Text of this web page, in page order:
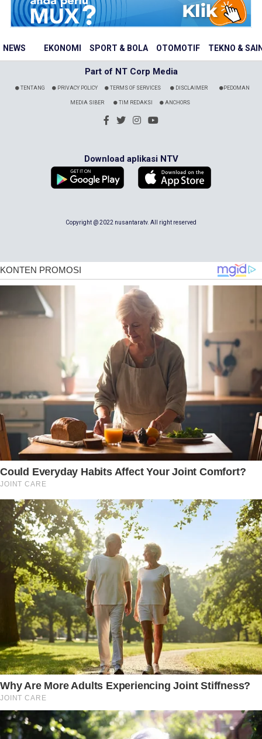
NEWS EKONOMI SPORT & BOLA OTOMOTIF TEKNO &
Part of NT Corp Media
TENTANG PRIVACY POLICY TERMS OF SERVICES DISCLAIMER PEDOMAN
MEDIA SIBER TIM REDAKSI ANCHORS
Download aplikasi NTV
Copyright @ 2022 nusantaratv. All right reserved